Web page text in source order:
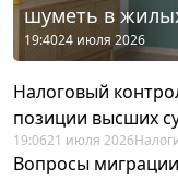
шуметь в
19:4024 июля 2026
Налоговый
позиции высших
19:0621 июля 2026
Вопросы